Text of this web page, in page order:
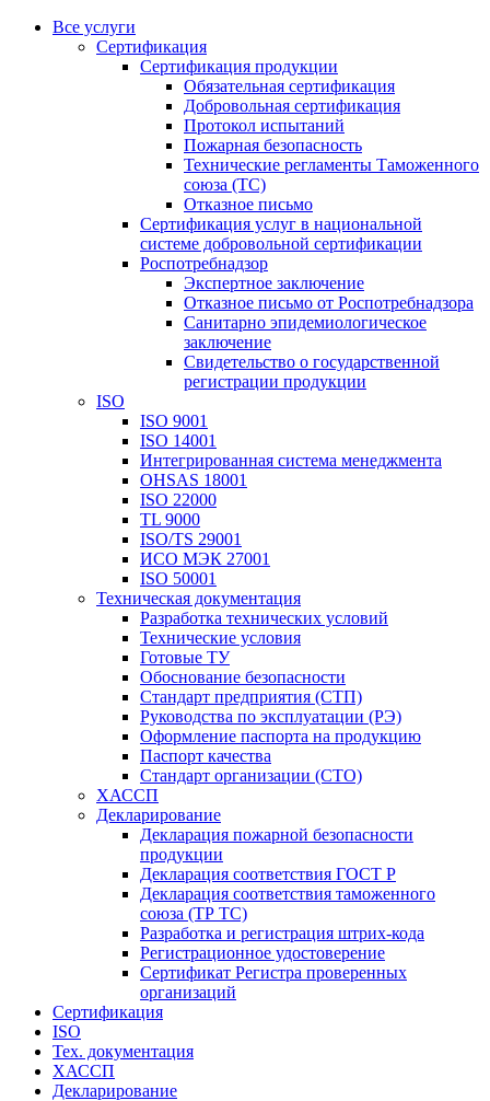
Все услуги
Сертификация
Сертификация продукции
Обязательная сертификация
Добровольная сертификация
Протокол испытаний
Пожарная безопасность
Технические регламенты Таможенного
союза (ТС)
Отказное письмо
Сертификация услуг в национальной
системе добровольной сертификации
Роспотребнадзор
Экспертное заключение
Отказное письмо от Роспотребнадзора
Санитарно эпидемиологическое
заключение
Свидетельство о государственной
регистрации продукции
ISO
ISO 9001
ISO 14001
Интегрированная система менеджмента
OHSAS 18001
ISO 22000
TL 9000
ISO/TS 29001
ИСО МЭК 27001
ISO 50001
Техническая документация
Разработка технических условий
Технические условия
Готовые ТУ
Обоснование безопасности
Стандарт предприятия (СТП)
Руководства по эксплуатации (РЭ)
Оформление паспорта на продукцию
Паспорт качества
Стандарт организации (СТО)
ХАССП
Декларирование
Декларация пожарной безопасности
продукции
Декларация соответствия ГОСТ Р
Декларация соответствия таможенного
союза (ТР ТС)
Разработка и регистрация штрих-кода
Регистрационное удостоверение
Сертификат Регистра проверенных
организаций
Сертификация
ISO
Тех. документация
ХАССП
Декларирование